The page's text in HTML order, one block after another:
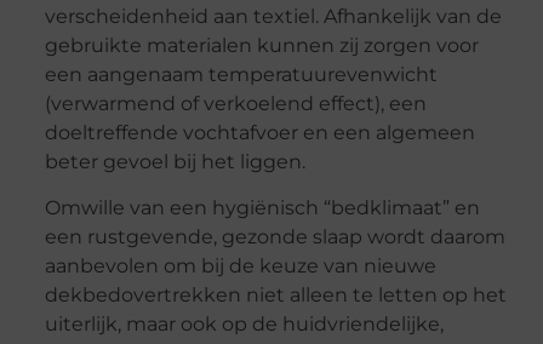
verscheidenheid aan textiel. Afhankelijk van de
gebruikte materialen kunnen zij zorgen voor
een aangenaam temperatuurevenwicht
(verwarmend of verkoelend effect), een
doeltreffende vochtafvoer en een algemeen
beter gevoel bij het liggen.
Omwille van een hygiënisch “bedklimaat” en
een rustgevende, gezonde slaap wordt daarom
aanbevolen om bij de keuze van nieuwe
dekbedovertrekken niet alleen te letten op het
uiterlijk, maar ook op de huidvriendelijke,